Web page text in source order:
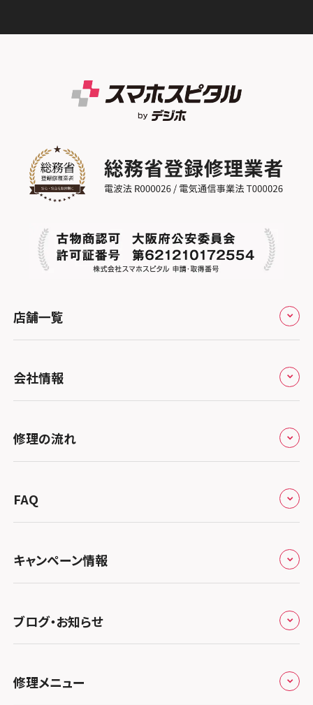
スマホスピタル テルル草加花栗
スマホスピタル船橋FACE
スマホスピタル 佐倉
スマホスピタル テルル松戸五香
スマホスピタル テルル南流山
スマホスピタル テルル宮野木
スマホスピタル 東京大手町
スマホスピタル三軒茶屋
スマホスピタル秋葉原
スマホスピタル 新宿
スマホスピタル 自由が丘
スマホスピタルオリナス錦糸町
スマホスピタル テルル成増
スマホスピタル八王子
スマホスピタル 西枇杷島
スマホスピタル ゲオデジタルベース名古屋
スマホスピタル知多
スマホスピタル平和が丘
スマホスピタル高槻
スマホスピタル江坂
スマホスピタルビオルネ枚方
スマホスピタル住道オペラパーク
スマホスピタル東大阪ロンモール布施
スマホスピタル堺
スマホスピタル京都河原町
スマホスピタル宇治槙島
スマホスピタル 京都宇治
スマホスピタル by デジホ 姫路キャスパ
スマホスピタル伊丹
スマホスピタル奈良生駒
スマホスピタル和歌山
スマホスピタル GODOモバイル大分府内町
スマホスピタル沖縄美里
店舗一覧
北海道・東北
スマホスピタル大丸札幌
関東
スマホスピタル宇都宮
スマホスピタル 高崎
スマホスピタル鴻巣
スマホスピタル テルル三芳
スマホスピタル 熊谷
スマホスピタル ゲオデジタルベース川口元郷
スマホスピタル埼玉大宮
スマホスピタル テルル蒲生
北陸・甲信越
スマホスピタルアル・プラザ小松
スマホスピタル 北陸総合修理センター
スマホスピタル 長野
東海
スマホスピタル岐阜
スマホスピタル 浜松
スマホスピタル静岡パルコ
スマホスピタル 藤枝
スマホスピタル名古屋駅前
スマホスピタル名古屋金山
関西
スマホスピタル 大阪梅田
スマホスピタル by デジホ 梅田地下（うめちか）
スマホスピタル京橋
スマホスピタル難波
中国・四国
スマホスピタル岡山駅前
スマホスピタル西条
スマホスピタル by デジホ マークイズ福岡もも
ち
会社情報
会社概要
総務省登録業者
特定商取引法に関する表記
プライバシーポリシー
郵送修理依頼
修理の流れ
郵送修理の流れ
FAQ
キャンペーン情報
キャンペーン一覧
ブログ・お知らせ
修理メニュー